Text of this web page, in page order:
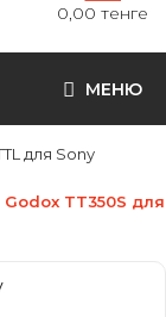
0,00 тенге
МЕНЮ
для Sony
TT350S для